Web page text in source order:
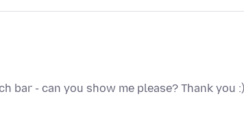
bar - can you show me please? Thank you :)